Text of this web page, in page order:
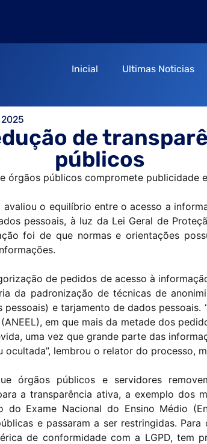
Inicial Ultimas Noticias
2025
de
públicos
órgãos públicos compromete publicidade
o equilíbrio entre o acesso a
pessoais, à luz da Lei Geral de
foi de que normas e orientações
de pedidos de acesso à
da padronização de técnicas de
e tarjamento de dados pessoais.
em que mais da metade dos
uma vez que grande parte das
ocultada”, lembrou o relator do processo,
órgãos públicos e servidores
a transparência ativa, a exemplo dos
do Exame Nacional do Ensino Médio
e passaram a ser restringidas.
de conformidade com a LGPD, tem